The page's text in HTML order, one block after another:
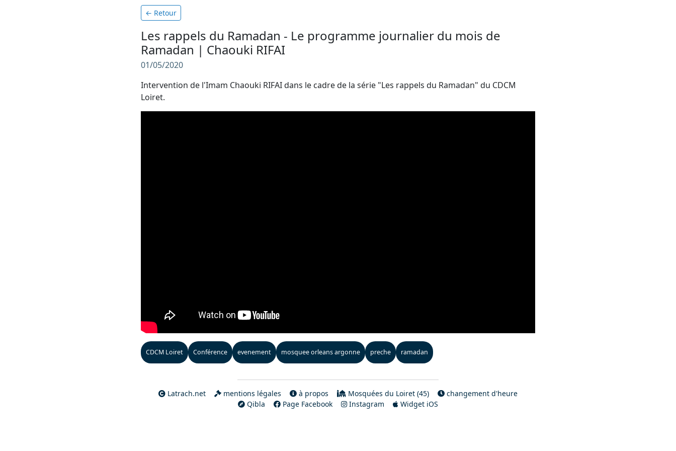
← Retour
Les rappels du Ramadan - Le programme journalier du mois de
Ramadan | Chaouki RIFAI
01/05/2020
Intervention de l'Imam Chaouki RIFAI dans le cadre de la série "Les rappels du Ramadan" du CDCM
Loiret.
CDCM Loiret Conférence evenement mosquee orleans argonne preche ramadan
Latrach.net mentions légales à propos Mosquées du Loiret (45)
changement d'heure
Qibla
Page Facebook Instagram Widget iOS